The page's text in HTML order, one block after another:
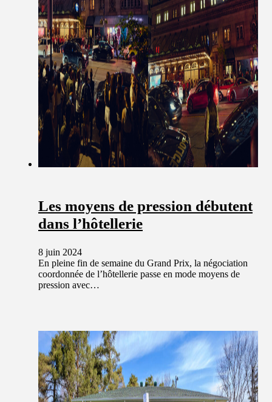
Les moyens de pression débutent
dans l’hôtellerie
8 juin 2024
En pleine fin de semaine du Grand Prix, la négociation
coordonnée de l’hôtellerie passe en mode moyens de
pression avec…